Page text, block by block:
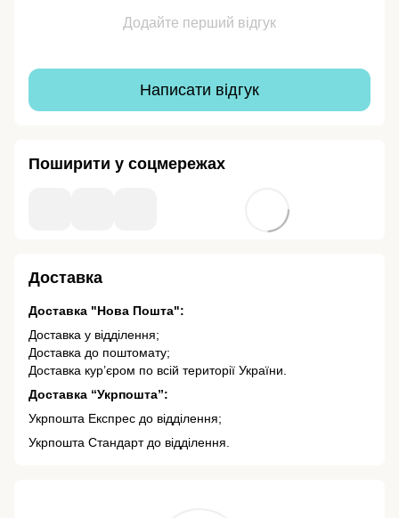
Додайте перший відгук
Написати відгук
Поширити у соцмережах
Доставка
Доставка "Нова Пошта":
Доставка у відділення;
Доставка до поштомату;
Доставка кур’єром по всій території України.
Доставка “Укрпошта”:
Укрпошта Експрес до відділення;
Укрпошта Стандарт до відділення.